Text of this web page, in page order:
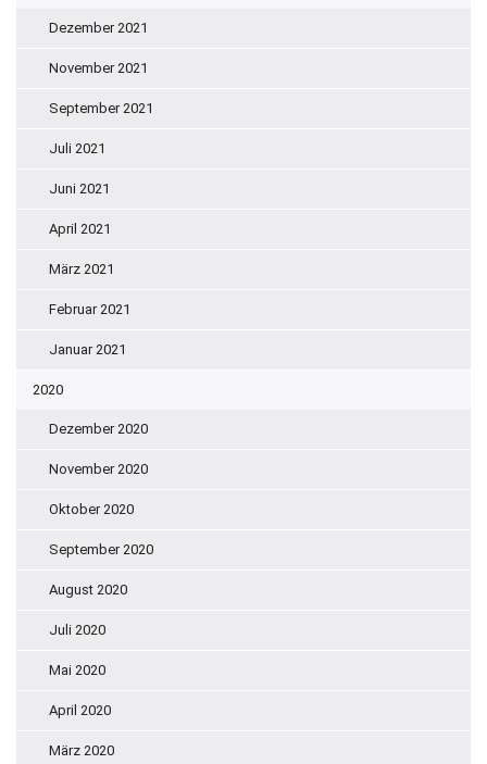
Dezember 2021
November 2021
September 2021
Juli 2021
Juni 2021
April 2021
März 2021
Februar 2021
Januar 2021
2020
Dezember 2020
November 2020
Oktober 2020
September 2020
August 2020
Juli 2020
Mai 2020
April 2020
März 2020